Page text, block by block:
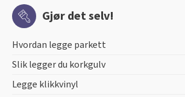
Gjør det selv!
Hvordan legge parkett
Slik legger du korkgulv
Legge klikkvinyl